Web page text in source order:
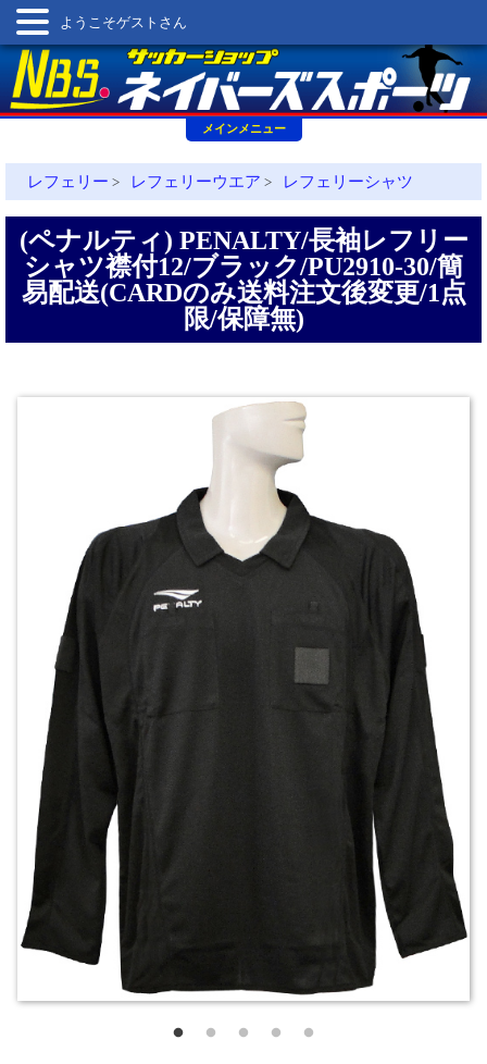
メインメニュー
ようこそゲストさん
レフェリー > レフェリーウエア > レフェリーシャツ
(ペナルティ) PENALTY/長袖レフリー
シャツ襟付12/ブラック/PU2910-30/簡
易配送(CARDのみ送料注文後変更/1点
限/保障無)